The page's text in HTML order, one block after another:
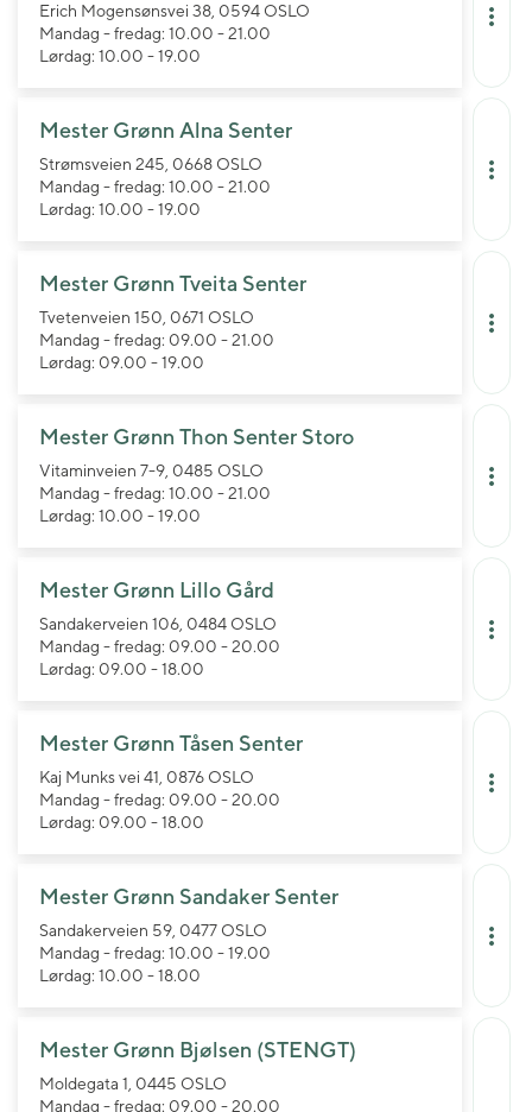
Erich Mogensønsvei 38, 0594 OSLO
Mandag - fredag: 10.00 - 21.00
Lørdag: 10.00 - 19.00
Mester Grønn Alna Senter
Strømsveien 245, 0668 OSLO
Mandag - fredag: 10.00 - 21.00
Lørdag: 10.00 - 19.00
Mester Grønn Tveita Senter
Tvetenveien 150, 0671 OSLO
Mandag - fredag: 09.00 - 21.00
Lørdag: 09.00 - 19.00
Mester Grønn Thon Senter Storo
Vitaminveien 7-9, 0485 OSLO
Mandag - fredag: 10.00 - 21.00
Lørdag: 10.00 - 19.00
Mester Grønn Lillo Gård
Sandakerveien 106, 0484 OSLO
Mandag - fredag: 09.00 - 20.00
Lørdag: 09.00 - 18.00
Mester Grønn Tåsen Senter
Kaj Munks vei 41, 0876 OSLO
Mandag - fredag: 09.00 - 20.00
Lørdag: 09.00 - 18.00
Mester Grønn Sandaker Senter
Sandakerveien 59, 0477 OSLO
Mandag - fredag: 10.00 - 19.00
Lørdag: 10.00 - 18.00
Mester Grønn Bjølsen (STENGT)
Moldegata 1, 0445 OSLO
Mandag - fredag: 09.00 - 20.00